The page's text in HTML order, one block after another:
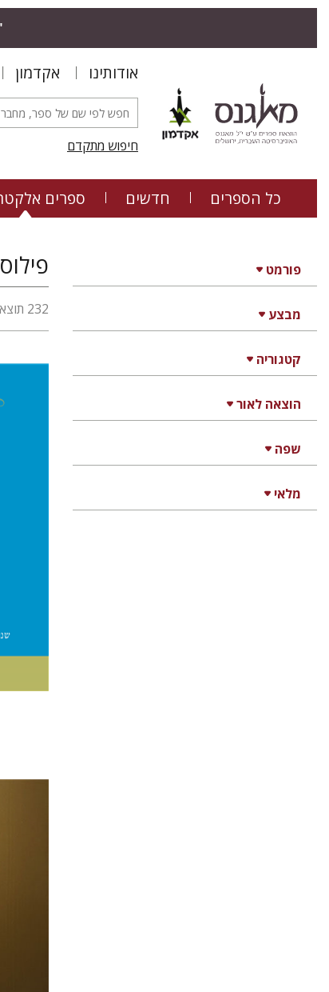
אודותינו אקדמון
חיפוש מתקדם
כל הספרים חדשים ספרים
פורמט
מבצע
קטגוריה
הוצאה לאור
שפה
מלאי
232 תוצאות